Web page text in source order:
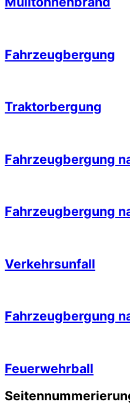
Fahrzeugbergung
Traktorbergung
Fahrzeugbergung
Fahrzeugbergung
Verkehrsunfall
Fahrzeugbergung
Feuerwehrball